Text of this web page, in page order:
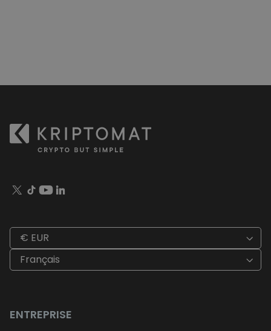
€ EUR
Français
ENTREPRISE